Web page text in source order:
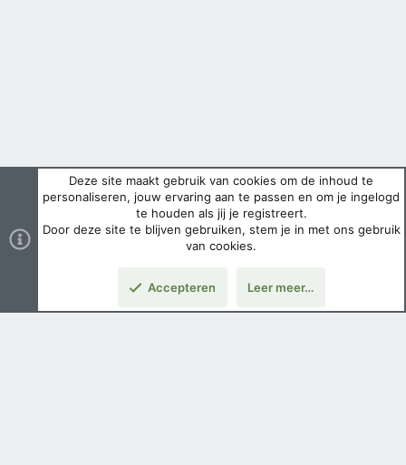
Deze site maakt gebruik van cookies om de inhoud te
personaliseren, jouw ervaring aan te passen en om je ingelogd
te houden als jij je registreert.
Door deze site te blijven gebruiken, stem je in met ons gebruik
van cookies.
Accepteren Leer meer…